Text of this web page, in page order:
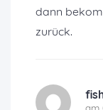
dann
zurück.